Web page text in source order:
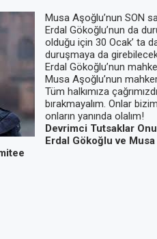
Musa Aşoğlu’nun SON
Erdal Gökoğlu’nun da
olduğu için 30 Ocak’ ta
duruşmaya da
Erdal Gökoğlu’nun
Musa Aşoğlu’nun
Tüm halkımıza
bırakmayalım. Onlar
onların yanında olalım!
Devrimci Tutsaklar
Erdal Gökoğlu ve